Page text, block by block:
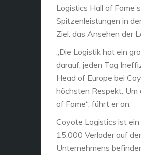
Logistics Hall of Fame
Spitzenleistungen in
Ziel: das Ansehen der
„Die Logistik hat ein
darauf, jeden Tag
Head of Europe bei
höchsten Respekt. Um
of Fame“, führt er an.
Coyote Logistics ist
15.000 Verlader auf
Unternehmens